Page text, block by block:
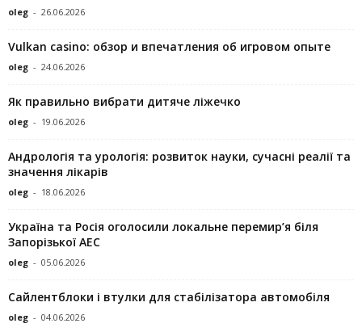
oleg - 26.06.2026
Vulkan casino: обзор и впечатления об игровом опыте
oleg - 24.06.2026
Як правильно вибрати дитяче ліжечко
oleg - 19.06.2026
Андрологія та урологія: розвиток науки, сучасні реалії та
значення лікарів
oleg - 18.06.2026
Україна та Росія оголосили локальне перемир’я біля
Запорізької АЕС
oleg - 05.06.2026
Сайлентблоки і втулки для стабілізатора автомобіля
oleg - 04.06.2026